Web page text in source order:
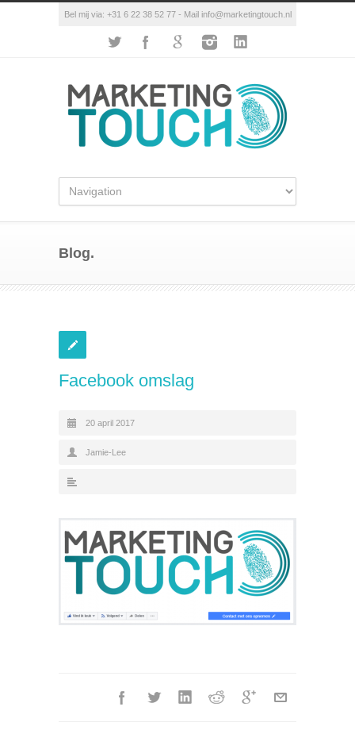
Bel mij via: +31 6 22 38 52 77 - Mail info@marketingtouch.nl
Blog.
Facebook omslag
20 april 2017
Jamie-Lee